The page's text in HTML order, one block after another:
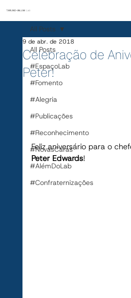
TARLING-VALLIM Lab
All Posts
#EspaçoLab
#Fomento
#Alegria
#Publicações
#Reconhecimento
#NovasCaras
#AlémDoLab
#Confraternizações
All Posts
Celebração de
Peter!
9 de abr. de 2018
Feliz aniversário para o
Peter Edwards!